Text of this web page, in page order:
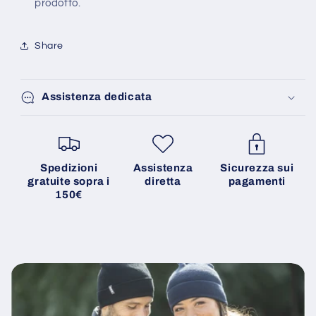
prodotto.
Share
Assistenza dedicata
Spedizioni
gratuite sopra i
150€
Assistenza
diretta
Sicurezza sui
pagamenti